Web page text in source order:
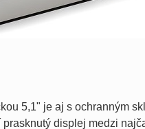
5,1" je aj s ochranným
displej medzi